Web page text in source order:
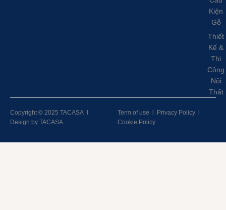
Kiện
Gỗ
Thiết
Kế &
Thi
Công
Nội
Thất
Copyright © 2025 TACASA
Design by TACASA
Term of use Privacy Policy
Cookie Policy